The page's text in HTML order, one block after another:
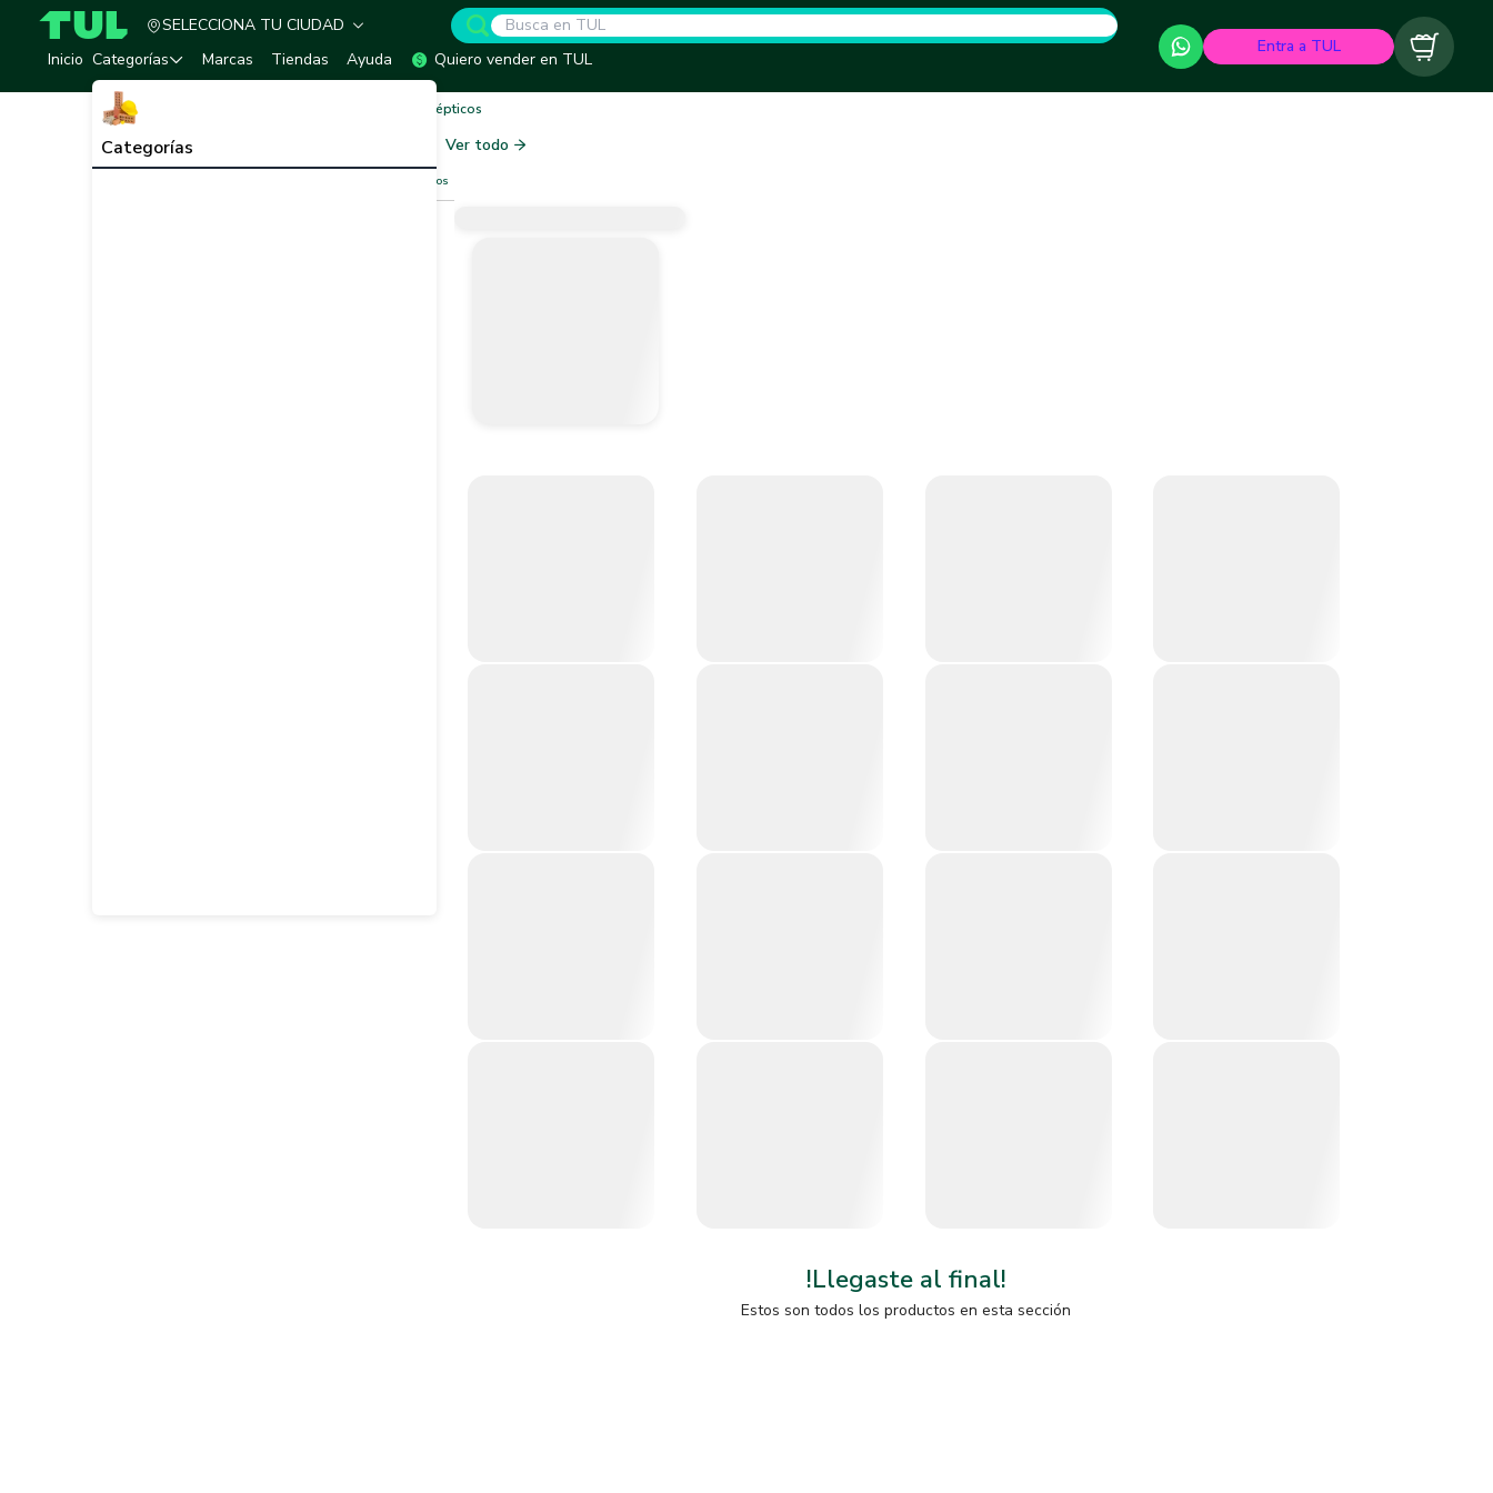
TUL - Tu Marketplace de Construcción
SELECCIONA TU CIUDAD
Inicio Categorías
Categorías
Marcas Tiendas Ayuda Quiero vender en TUL
Entra a TUL Carrito
Inicio Tanques y Sistemas Sépticos
Tanques y Sistemas Sépticos Ver todo
Limpiar filtros
!Llegaste al final!
Estos son todos los productos en esta sección